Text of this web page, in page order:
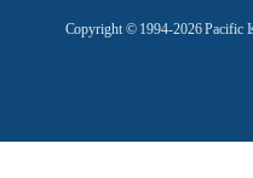
Copyright © 1994-2026 Pacific